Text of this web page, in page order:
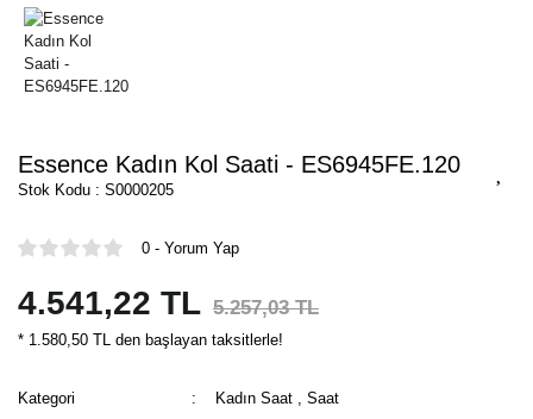
Essence Kadın Kol Saati - ES6945FE.120
Stok Kodu : S0000205
0 - Yorum Yap
4.541,22 TL 5.257,03 TL
* 1.580,50 TL den başlayan taksitlerle!
Kategori Kadın Saat ,Saat